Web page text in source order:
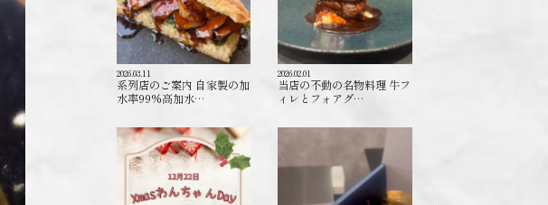
2026.03.11
系列店のご案内 自家製の加
水率99%高加水…
2026.02.01
当店の不動の名物料理 牛フ
ィレとフォアグ…